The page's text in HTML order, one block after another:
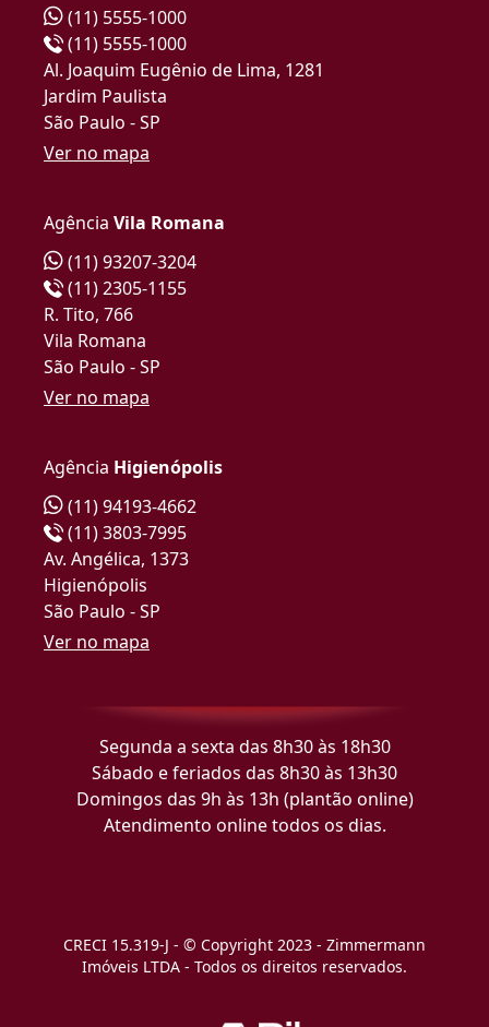
(11) 5555-1000
(11) 5555-1000
Al. Joaquim Eugênio de Lima, 1281
Jardim Paulista
São Paulo - SP
Ver no mapa
Agência Vila Romana
(11) 93207-3204
(11) 2305-1155
R. Tito, 766
Vila Romana
São Paulo - SP
Ver no mapa
Agência Higienópolis
(11) 94193-4662
(11) 3803-7995
Av. Angélica, 1373
Higienópolis
São Paulo - SP
Ver no mapa
Segunda a sexta das 8h30 às 18h30
Sábado e feriados das 8h30 às 13h30
Domingos das 9h às 13h (plantão online)
Atendimento online todos os dias.
CRECI 15.319-J - © Copyright 2023 - Zimmermann
Imóveis LTDA - Todos os direitos reservados.